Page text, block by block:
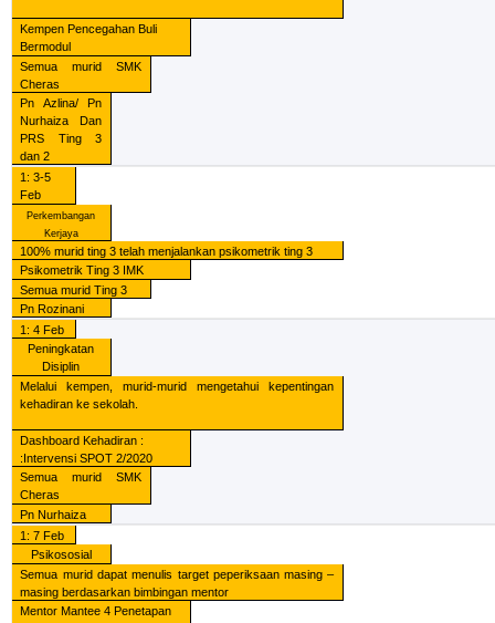
Kempen Pencegahan Buli
Bermodul
Semua murid SMK
Cheras
Pn Azlina/ Pn
Nurhaiza Dan
PRS Ting 3
dan 2
1: 3-5
Feb
Perkembangan
Kerjaya
100% murid ting 3 telah menjalankan psikometrik ting 3
Psikometrik Ting 3 IMK
Semua murid Ting 3
Pn Rozinani
1: 4 Feb
Peningkatan
Disiplin
Melalui kempen, murid-murid mengetahui kepentingan
kehadiran ke sekolah.
Dashboard Kehadiran :
:Intervensi SPOT 2/2020
Semua murid SMK
Cheras
Pn Nurhaiza
1: 7 Feb
Psikososial
Semua murid dapat menulis target peperiksaan masing –
masing berdasarkan bimbingan mentor
Mentor Mantee 4 Penetapan